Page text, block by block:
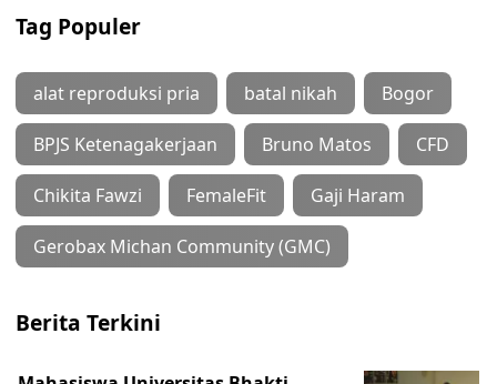
Tag Populer
alat reproduksi pria batal nikah Bogor
BPJS Ketenagakerjaan Bruno Matos CFD
Chikita Fawzi FemaleFit Gaji Haram
Gerobax Michan Community (GMC)
Berita Terkini